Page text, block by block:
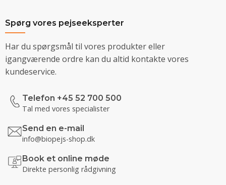
Spørg vores pejseeksperter
Har du spørgsmål til vores produkter eller
igangværende ordre kan du altid kontakte vores
kundeservice.
Telefon +45 52 700 500
Tal med vores specialister
Send en e-mail
info@biopejs-shop.dk
Book et online møde
Direkte personlig rådgivning